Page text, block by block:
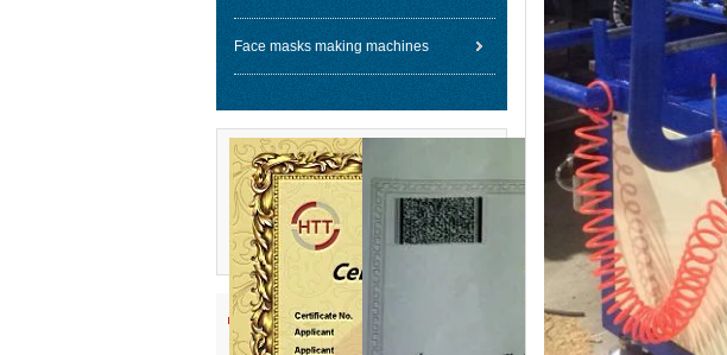
Face masks making machines